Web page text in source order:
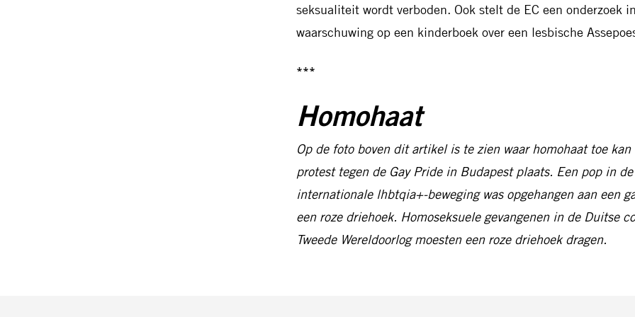
seksualiteit wordt verboden. Ook stelt de EC een onderzoek
waarschuwing op een kinderboek over een lesbische
***
Homohaat
Op de foto boven dit artikel is te zien waar homohaat toe
protest tegen de Gay Pride in Budapest plaats. Een pop in
internationale lhbtqia+-beweging was opgehangen aan een
een roze driehoek. Homoseksuele gevangenen in de Duitse
Tweede Wereldoorlog moesten een roze driehoek dragen.